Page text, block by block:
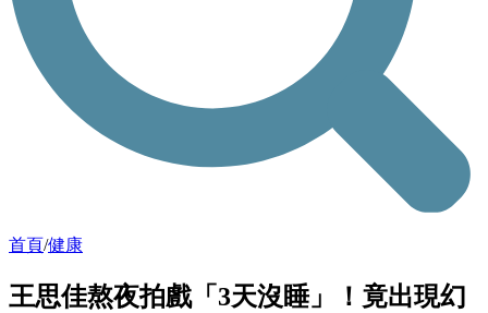
首頁/健康
王思佳熬夜拍戲「3天沒睡」！竟出現幻